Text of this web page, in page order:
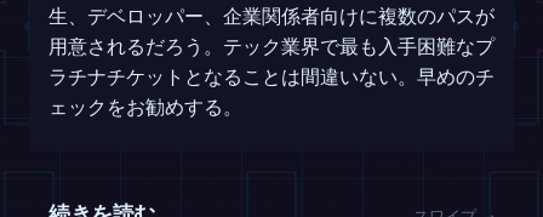
生、デベロッパー、企業関係者向けに複数のパスが
用意されるだろう。テック業界で最も入手困難なプ
ラチナチケットとなることは間違いない。早めのチ
ェックをお勧めする。